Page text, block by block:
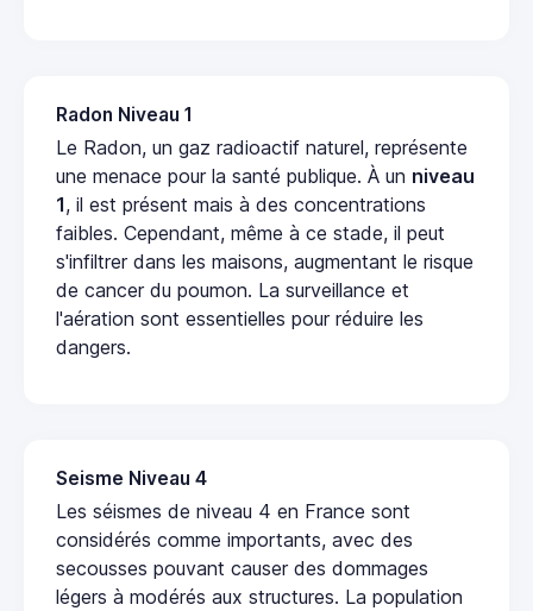
Radon Niveau 1
Le Radon, un gaz radioactif naturel, représente
une menace pour la santé publique. À un niveau
1, il est présent mais à des concentrations
faibles. Cependant, même à ce stade, il peut
s'infiltrer dans les maisons, augmentant le risque
de cancer du poumon. La surveillance et
l'aération sont essentielles pour réduire les
dangers.
Seisme Niveau 4
Les séismes de niveau 4 en France sont
considérés comme importants, avec des
secousses pouvant causer des dommages
légers à modérés aux structures. La population